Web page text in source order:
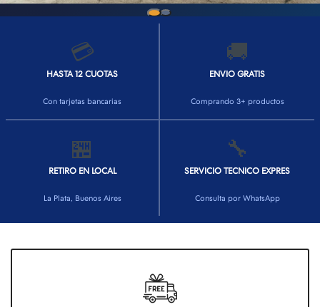
💳
HASTA 12 CUOTAS
Con tarjetas bancarias
🚚
ENVIO GRATIS
Comprando 3+ productos
🏪
RETIRO EN LOCAL
La Plata, Buenos Aires
🔧
SERVICIO TECNICO EXPRES
Consulta por WhatsApp